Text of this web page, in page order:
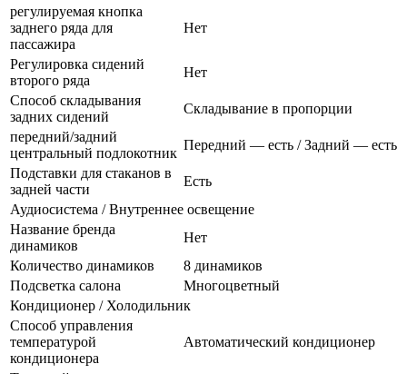
регулируемая кнопка
заднего ряда для
пассажира
Нет
Регулировка сидений
второго ряда
Нет
Способ складывания
задних сидений
Складывание в пропорции
передний/задний
центральный подлокотник
Передний — есть / Задний — есть
Подставки для стаканов в
задней части
Есть
Аудиосистема / Внутреннее освещение
Название бренда
динамиков
Нет
Количество динамиков
8 динамиков
Подсветка салона
Многоцветный
Кондиционер / Холодильник
Способ управления
температурой
кондиционера
Автоматический кондиционер